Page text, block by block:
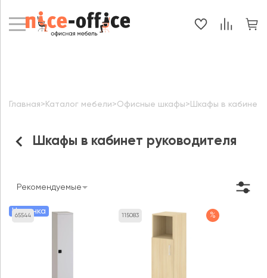
Шкафы в кабинет руководителя
Главная> Каталог мебели>Офисные шкафы> Шкафы в кабинет
Рекомендуемые
65544
Новинка 115083 %